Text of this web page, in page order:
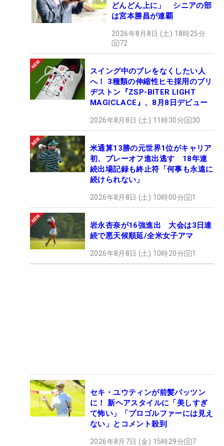
どんどん上に」 シニアの部
は宮本勝昌が連覇
2026年8月8日 (土) 18時25分
72
スイング中のブレをなくしたい人
へ！ 3種類の伸縮性ヒモ採用のブリ
ヂストン『ZSP-BITER LIGHT
MAGICLACE』、8月8日デビュー
2026年8月8日 (土) 11時30分 30
米通算13勝の元世界1位がキャリア
初、プレーオフ進出逃す 18年連
続出場記録も終止符「何事も永遠に
続けられない」
2026年8月8日 (土) 10時00分 1
岩永杏奈が16強進出 大会は3日連
続で悪天候順延/全米女子アマ
2026年8月8日 (土) 10時20分 1
セキ・ユウティンが前髪パッツン
に！ 新ヘアスタイルに「美しすぎ
て怖い」「プロゴルファーには見え
ない」とコメント殺到
2026年8月7日 (金) 15時29分 7